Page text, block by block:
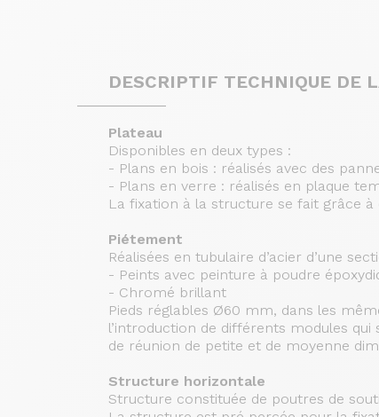
DESCRIPTIF TECHNIQUE DE
Plateau
Disponibles en deux types :
- Plans en bois : réalisés avec des
- Plans en verre : réalisés en plaque
La fixation à la structure se fait grâce
Piétement
Réalisées en tubulaire d’acier d’une
- Peints avec peinture à poudre
- Chromé brillant
Pieds réglables Ø60 mm, dans les
l’introduction de différents modules
de réunion de petite et de moyenne
Structure horizontale
Structure constituée de poutres de